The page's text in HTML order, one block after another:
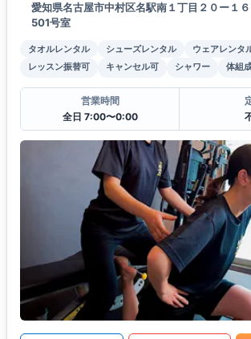
愛知県名古屋市中村区名駅南１丁目２０ー１
501号室
タオルレンタル シューズレンタル
ウェアレンタ
レッスン振替可
キャンセル可 シャワー 体組
営業時間
全日 7:00〜0:00